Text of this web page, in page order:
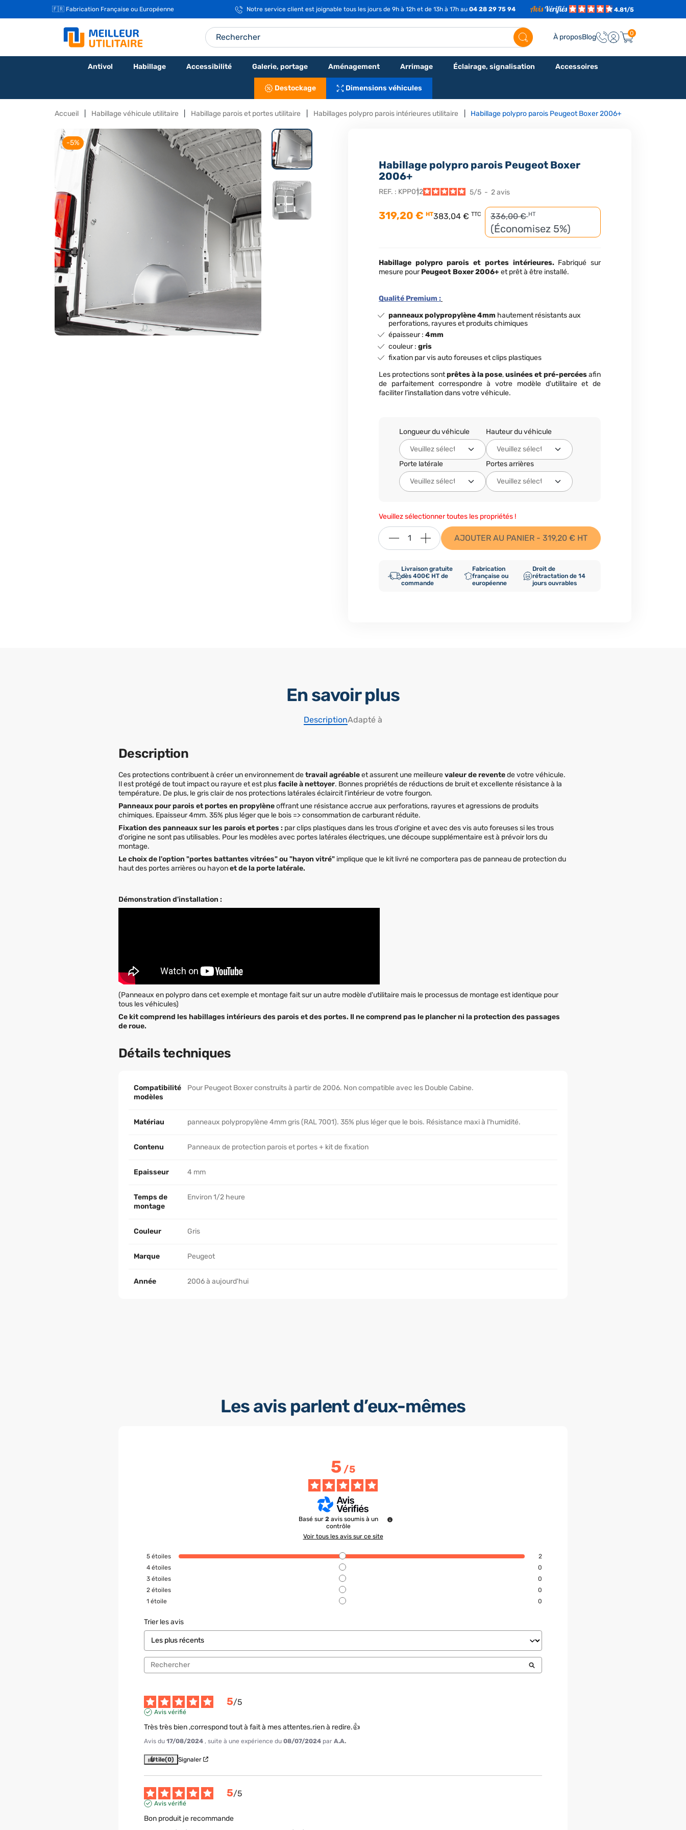
🇫🇷 Fabrication Française ou Européenne Notre service client est joignable tous les jours de 9h à 12h et de 13h à 17h au 04 28 29 75 94 4.81/5
À proposBlog 0
Antivol Habillage Accessibilité Galerie, portage Aménagement Arrimage Éclairage, signalisation Accessoires
Destockage Dimensions véhicules
Accueil Habillage véhicule utilitaire Habillage parois et portes utilitaire Habillages polypro parois intérieures utilitaire Habillage polypro parois Peugeot Boxer 2006+
-5%
Habillage polypro parois Peugeot Boxer
2006+
REF. : KPP012 5/5 - 2avis
319,20 € HT383,04 € TTC 336,00 €HT
(Économisez 5%)
Habillage polypro parois et portes intérieures. Fabriqué sur
mesure pourPeugeot Boxer 2006+ et prêt à être installé.
Qualité Premium :
panneaux polypropylène 4mm hautement résistants aux
perforations, rayures et produits chimiques
épaisseur :4mm
couleur :gris
fixation par vis auto foreuses et clips plastiques
Les protections sontprêtes à la pose,usinées et pré-percéesafin
de parfaitement correspondre à votre modèle d'utilitaire et de
faciliter l’installation dans votre véhicule.
Longueur du véhicule Hauteur du véhicule
Porte latérale Portes arrières
Veuillez sélectionner toutes les propriétés !
AJOUTER AU PANIER - 319,20 € HT
Livraison gratuite
dès 400€ HT de
commande
Fabrication
française ou
européenne
Droit de
rétractation de 14
jours ouvrables
En savoir plus
DescriptionAdapté à
Description
Ces protections contribuent à créer un environnement detravail agréableet assurent une meilleurevaleur de reventede votre véhicule.
Il est protégé de tout impact ou rayure et est plusfacile à nettoyer. Bonnes propriétés de réductions de bruit et excellente résistance à la
température. De plus, le gris clair de nos protections latérales éclaircit l’intérieur de votre fourgon.
Panneaux pour parois et portes en propylèneoffrant une résistance accrue aux perforations, rayures et agressions de produits
chimiques. Epaisseur 4mm. 35% plus léger que le bois => consommation de carburant réduite.
Fixation des panneaux sur les parois et portes : par clips plastiques dans les trous d'origine et avec des vis auto foreuses si les trous
d'origine ne sont pas utilisables. Pour les modèles avec portes latérales électriques, une découpe supplémentaire est à prévoir lors du
montage.
Le choix de l'option "portes battantes vitrées" ou "hayon vitré" implique que le kit livré ne comportera pas de panneau de protection du
haut des portes arrières ou hayonet de la porte latérale.
Démonstration d'installation :
(Panneaux en polypro dans cet exemple et montage fait sur un autre modèle d'utilitaire mais le processus de montage est identique pour
tous les véhicules)
Ce kit comprend les habillages intérieurs des parois et des portes. Il ne comprend pas le plancher ni la protection des passages
de roue.
Détails techniques
Compatibilité
modèles
Pour Peugeot Boxer construits à partir de 2006. Non compatible avec les Double Cabine.
Matériau panneaux polypropylène 4mm gris (RAL 7001). 35% plus léger que le bois. Résistance maxi à l'humidité.
Contenu Panneaux de protection parois et portes + kit de fixation
Epaisseur 4 mm
Temps de
montage
Environ 1/2 heure
Couleur Gris
Marque Peugeot
Année 2006 à aujourd'hui
Les avis parlent d’eux-mêmes
5/5
Basé sur 2 avis soumis à un
contrôle
Voir tous les avis sur ce site
5 étoiles
2
4 étoiles
0
3 étoiles
0
2 étoiles
0
1 étoile 0
Trier les avis
5/5
Avis vérifié
Très très bien ,correspond tout à fait à mes attentes.rien à redire.👍
Avis du 17/08/2024 , suite à une expérience du 08/07/2024 par A.A.
Utile(0) Signaler
5/5
Avis vérifié
Bon produit je recommande